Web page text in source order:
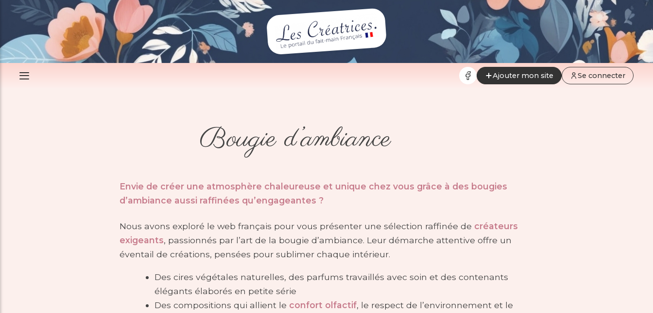
Ajouter mon site Se connecter
Bougie d’ambiance
Envie de créer une atmosphère chaleureuse et unique chez vous grâce à des bougies
d’ambiance aussi raffinées qu’engageantes ?
Nous avons exploré le web français pour vous présenter une sélection raffinée de créateurs
exigeants, passionnés par l’art de la bougie d’ambiance. Leur démarche attentive offre un
éventail de créations, pensées pour sublimer chaque intérieur.
Des cires végétales naturelles, des parfums travaillés avec soin et des contenants
élégants élaborés en petite série
Des compositions qui allient le confort olfactif, le respect de l’environnement et le